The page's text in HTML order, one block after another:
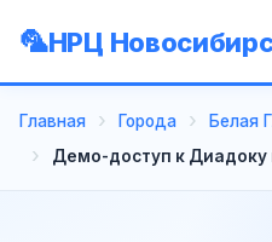
НРЦ
Главная Города
Белая
Демо-доступ к Диадоку